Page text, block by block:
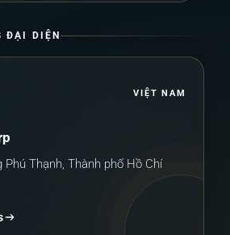
ĐẠI DIỆN
VIỆT NAM
Phú Thạnh, Thành phố Hồ Chí